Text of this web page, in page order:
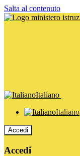
Salta al contenuto
Italiano
Italiano
Accedi
Accedi